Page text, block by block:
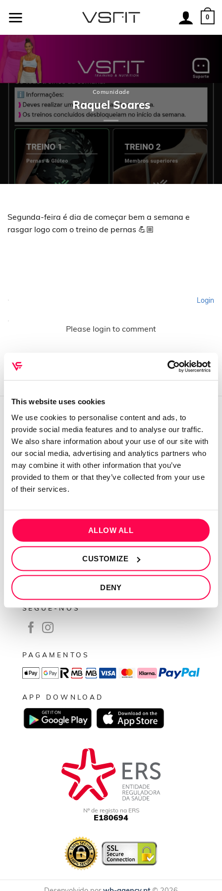
This website uses cookies
We use cookies to personalise content and ads, to
provide social media features and to analyse our traffic.
We also share information about your use of our site with
our social media, advertising and analytics partners who
may combine it with other information that you’ve
provided to them or that they’ve collected from your use
of their services.
ALLOW ALL
CUSTOMIZE
DENY
0
Comunidade
Raquel Soares
Segunda-feira é dia de começar bem a semana e
rasgar logo com o treino de pernas 💪🏼
Login
Please login to comment
QUEM SOMOS
Sobre mim
Conta cliente
Recuperar Password
Política de privacidade
SEGUE-NOS
PAGAMENTOS
APP DOWNLOAD
Nº de registo na ERS
E180694